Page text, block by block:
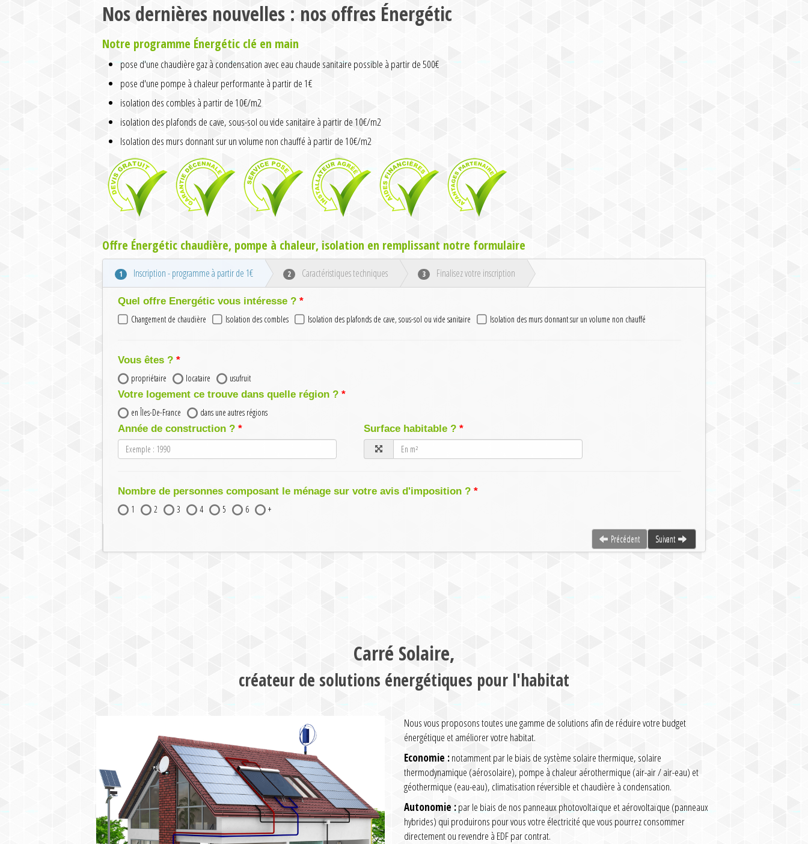
Nos dernières nouvelles : nos offres Énergétic
Notre programme Énergétic clé en main
pose d'une chaudière gaz à condensation avec eau chaude sanitaire possible à partir de 500€
pose d'une pompe à chaleur performante à partir de 1€
isolation des combles à partir de 10€/m2
isolation des plafonds de cave, sous-sol ou vide sanitaire à partir de 10€/m2
Isolation des murs donnant sur un volume non chauffé à partir de 10€/m2
Offre Énergétic chaudière, pompe à chaleur, isolation en remplissant notre formulaire
1 Inscription - programme à partir de 1€ 2 Caractéristiques techniques 3 Finalisez votre inscription
Quel offre Energétic vous intéresse ?
Changement de chaudière
Isolation des combles Isolation des plafonds de cave, sous-sol ou vide sanitaire Isolation des murs donnant sur un volume non chauffé
Vous êtes ?
propriétaire
locataire
usufruit
Votre logement ce trouve dans quelle région ?
en Îles-De-France
dans une autres régions
Année de construction ?
Surface habitable ?
Nombre de personnes composant le ménage sur votre avis d'imposition ?
1
2 3 4 5 6 +
Précédent Suivant
Carré Solaire,
créateur de solutions énergétiques pour l'habitat
Nous vous proposons toutes une gamme de solutions afin de réduire votre budget
énergétique et améliorer votre habitat.
Economie :notamment par le biais de système solaire thermique, solaire
thermodynamique (aérosolaire), pompe à chaleur aérothermique (air-air / air-eau) et
géothermique (eau-eau), climatisation réversible et chaudière à condensation.
Autonomie :par le biais de nos panneaux photovoltaïque et aérovoltaïque (panneaux
hybrides) qui produirons pour vous votre électricité que vous pourrez consommer
directement ou revendre à EDF par contrat.